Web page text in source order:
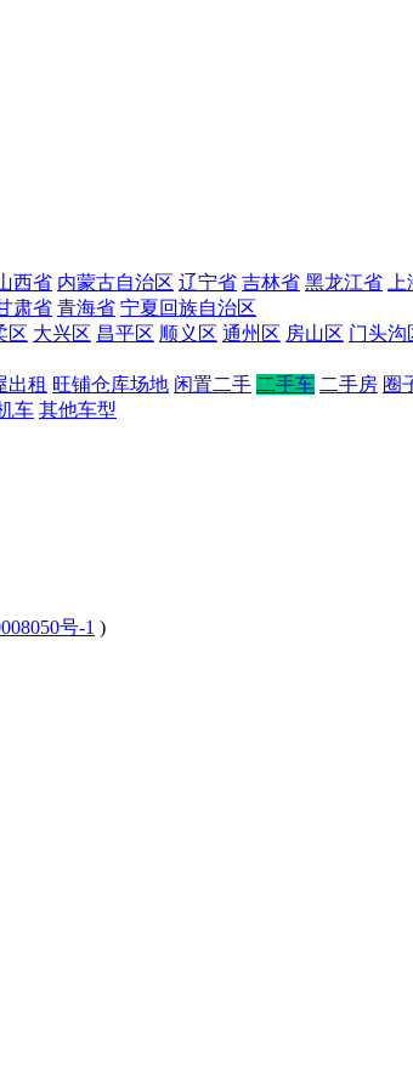
西省 内蒙古自治区 辽宁省 吉林省 黑龙江省
肃省 青海省 宁夏回族自治区
区 大兴区 昌平区 顺义区 通州区 房山区 门头沟
出租 旺铺仓库场地 闲置二手 二手车 二手房 圈
车 其他车型
号-1 )